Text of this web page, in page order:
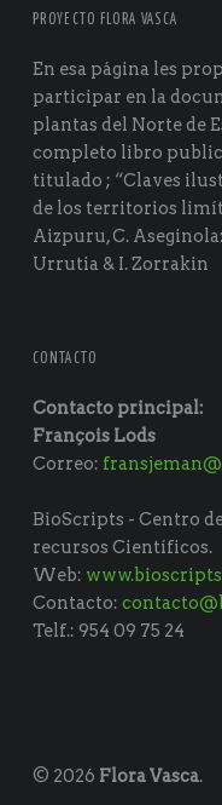
PROYECTO FLORA VASCA
En esa página les
participar en la
plantas del Norte de
completo libro
titulado ; “Claves
de los territorios
Aizpuru, C.
Urrutia & I. Zorrakin
CONTACTO
Contacto principal:
François Lods
Correo:
BioScripts - Centro
recursos Científicos.
Web:
Contacto:
Telf.: 954 09 75 24
© 2026 Flora Vasca.